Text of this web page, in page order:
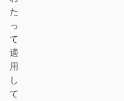
た
っ
て
適
用
し
て